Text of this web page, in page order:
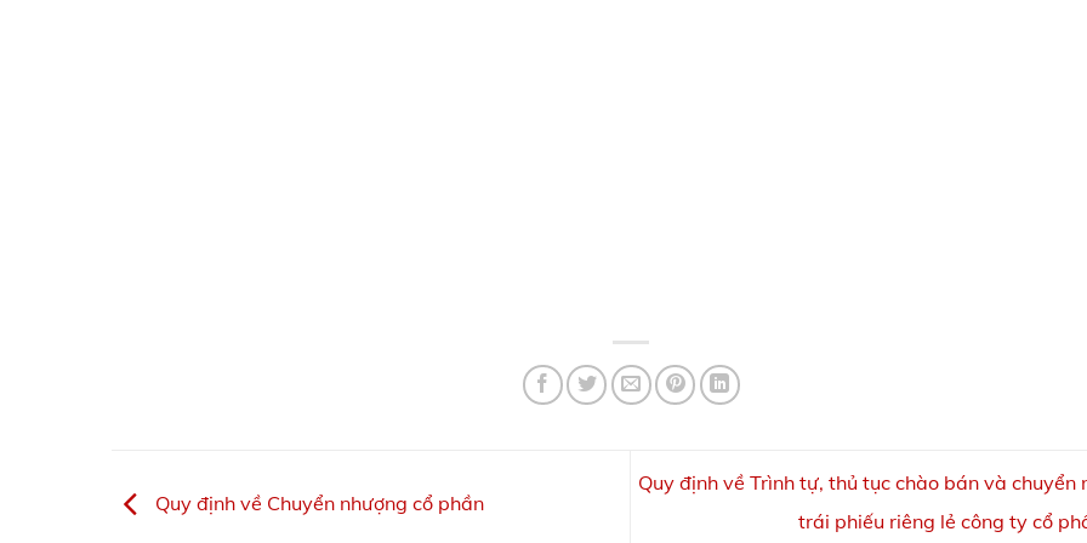
Quy định về Chuyển nhượng cổ phần
Quy định về Trình tự, thủ tục chào bán và chuyển
trái phiếu riêng lẻ công ty cổ